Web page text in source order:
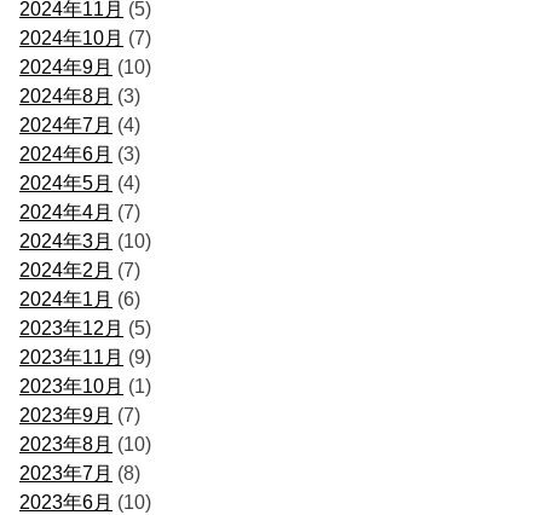
2024年11月 (5)
2024年10月 (7)
2024年9月 (10)
2024年8月 (3)
2024年7月 (4)
2024年6月 (3)
2024年5月 (4)
2024年4月 (7)
2024年3月 (10)
2024年2月 (7)
2024年1月 (6)
2023年12月 (5)
2023年11月 (9)
2023年10月 (1)
2023年9月 (7)
2023年8月 (10)
2023年7月 (8)
2023年6月 (10)